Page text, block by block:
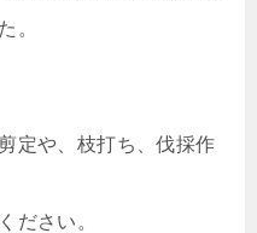
。
定や、枝打ち、伐採作
ださい。